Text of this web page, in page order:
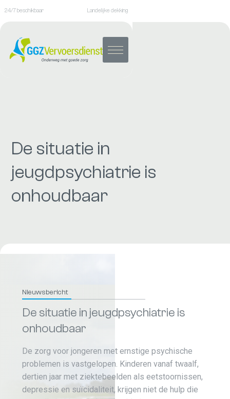
24/7 beschikbaar Landelijke dekking
De situatie in
jeugdpsychiatrie is
onhoudbaar
Nieuwsbericht
De situatie in jeugdpsychiatrie is
onhoudbaar
De zorg voor jongeren met ernstige psychische
problemen is vastgelopen. Kinderen vanaf twaalf,
dertien jaar met ziektebeelden als eetstoornissen,
depressie en suïcidaliteit, krijgen niet de hulp die